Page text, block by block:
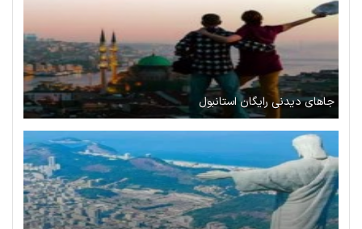
جاهای دیدنی رایگان استانبول